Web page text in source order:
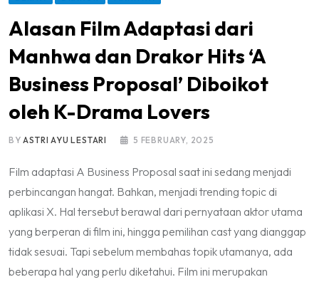
Alasan Film Adaptasi dari
Manhwa dan Drakor Hits ‘A
Business Proposal’ Diboikot
oleh K-Drama Lovers
BYASTRI AYU LESTARI 5 FEBRUARY, 2025
Film adaptasi A Business Proposal saat ini sedang menjadi
perbincangan hangat. Bahkan, menjadi trending topic di
aplikasi X. Hal tersebut berawal dari pernyataan aktor utama
yang berperan di film ini, hingga pemilihan cast yang dianggap
tidak sesuai. Tapi sebelum membahas topik utamanya, ada
beberapa hal yang perlu diketahui. Film ini merupakan